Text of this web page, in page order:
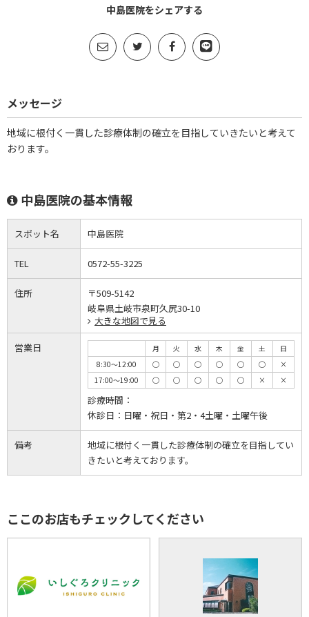
中島医院をシェアする
メッセージ
地域に根付く一貫した診療体制の確立を目指していきたいと考えて
おります。
中島医院の基本情報
スポット名 中島医院
TEL 0572-55-3225
住所
〒509-5142
岐阜県土岐市泉町久尻30-10
大きな地図で見る
営業日 月 火 水 木 金 土
日
8:30～12:00
◯ ◯ ◯ ◯ ◯ ◯
×
17:00～19:00
◯ ◯ ◯ ◯ ◯ × ×
診療時間：
休診日： 日曜・祝日・第2・4土曜・土曜午後
備考
地域に根付く一貫した診療体制の確立を目指してい
きたいと考えております。
ここのお店もチェックしてください